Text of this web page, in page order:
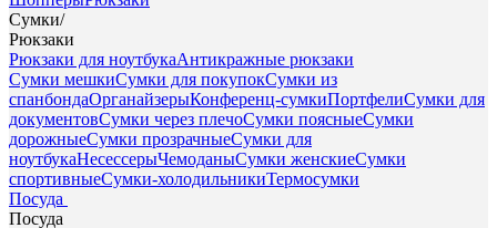
Сумки/
Рюкзаки
Рюкзаки для ноутбукаАнтикражные рюкзаки
Сумки мешкиСумки для покупокСумки из
спанбондаОрганайзерыКонференц-сумкиПортфелиСумки для
документовСумки через плечоСумки поясныеСумки
дорожныеСумки прозрачныеСумки для
ноутбукаНесессерыЧемоданыСумки женскиеСумки
спортивныеСумки-холодильникиТермосумки
Посуда
Посуда